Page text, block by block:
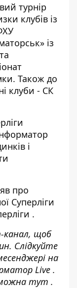
турнір
клубів із
із
Також до
клуби - СК
і
про
Суперліги
.
канал, щоб
Слідкуйте
на
Live .
тут .